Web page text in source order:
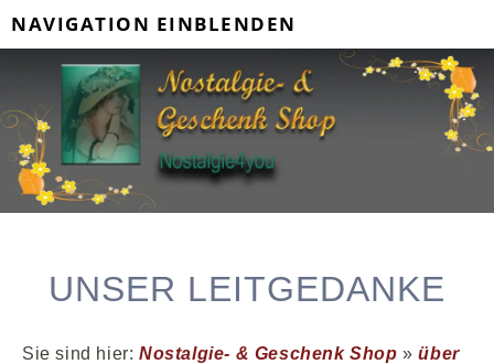
NAVIGATION EINBLENDEN
UNSER LEITGEDANKE
Sie sind hier: Nostalgie- & Geschenk Shop »über